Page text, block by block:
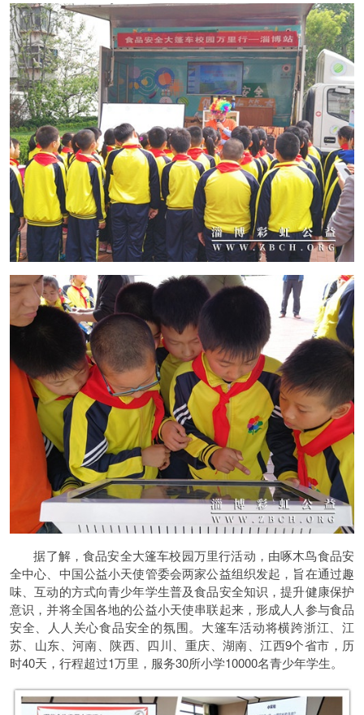
据了解，食品安全大篷车校园万里行活动，由啄木鸟食品安
全中心、中国公益小天使管委会两家公益组织发起，旨在通过趣
味、互动的方式向青少年学生普及食品安全知识，提升健康保护
意识，并将全国各地的公益小天使串联起来，形成人人参与食品
安全、人人关心食品安全的氛围。大篷车活动将横跨浙江、江
苏、山东、河南、陕西、四川、重庆、湖南、江西9个省市，历
时40天，行程超过1万里，服务30所小学10000名青少年学生。